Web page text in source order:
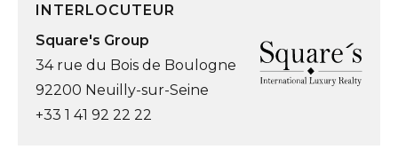
INTERLOCUTEUR
Square's Group
34 rue du Bois de Boulogne
92200 Neuilly-sur-Seine
+33 1 41 92 22 22